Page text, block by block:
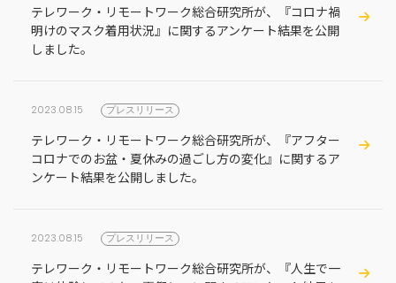
テレワーク・リモートワーク総合研究所が、『コロナ禍
明けのマスク着用状況』に関するアンケート結果を公開
しました。
2023.08.15 プレスリリース
テレワーク・リモートワーク総合研究所が、『アフター
コロナでのお盆・夏休みの過ごし方の変化』に関するア
ンケート結果を公開しました。
2023.08.15 プレスリリース
テレワーク・リモートワーク総合研究所が、『人生で一